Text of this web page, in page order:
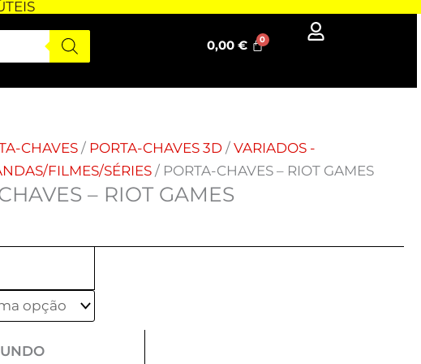
0,00€
CHAVES / PORTA-CHAVES 3D /VARIADOS -
FILMES/SÉRIES / PORTA-CHAVES – RIOT GAMES
– RIOT GAMES